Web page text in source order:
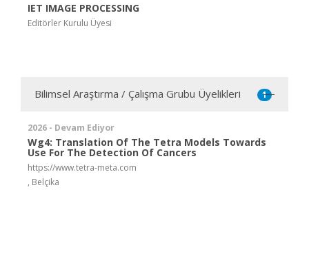
IET IMAGE PROCESSING
Editörler Kurulu Üyesi
Bilimsel Araştırma / Çalışma Grubu Üyelikleri 1
2026 - Devam Ediyor
Wg4: Translation Of The Tetra Models Towards
Use For The Detection Of Cancers
https://www.tetra-meta.com
, Belçika